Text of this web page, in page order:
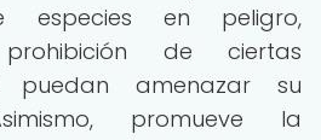
especies en peligro,
de ciertas
puedan amenazar su
promueve la